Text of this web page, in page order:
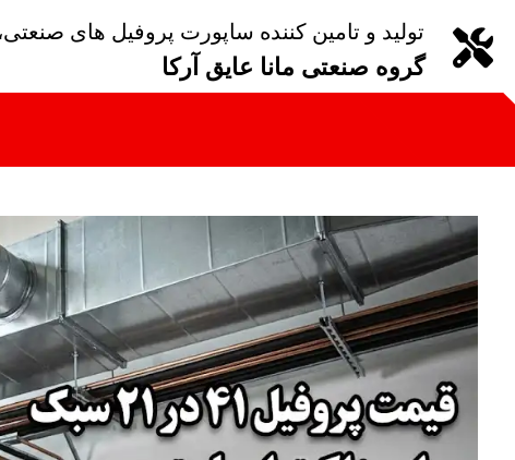
تولید و تامین کننده ساپورت پروفیل های
گروه صنعتی مانا عایق آرکا